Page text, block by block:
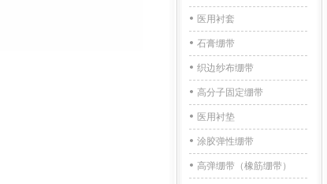
医用衬套
石膏绷带
织边纱布绷带
高分子固定绷带
医用衬垫
涂胶弹性绷带
高弹绷带（橡筋绷带）